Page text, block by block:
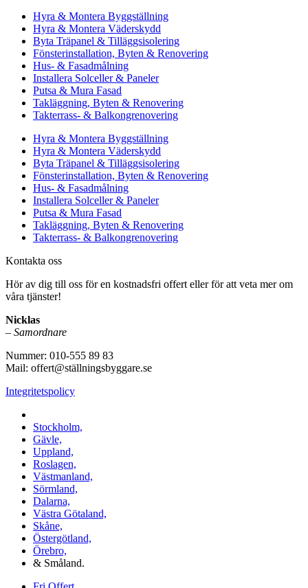
Hyra & Montera Byggställning
Hyra & Montera Väderskydd
Byta Träpanel & Tilläggsisolering
Fönsterinstallation, Byten & Renovering
Hus- & Fasadmålning
Installera Solceller & Paneler
Putsa & Mura Fasad
Takläggning, Byten & Renovering
Takterrass- & Balkongrenovering
Hyra & Montera Byggställning
Hyra & Montera Väderskydd
Byta Träpanel & Tilläggsisolering
Fönsterinstallation, Byten & Renovering
Hus- & Fasadmålning
Installera Solceller & Paneler
Putsa & Mura Fasad
Takläggning, Byten & Renovering
Takterrass- & Balkongrenovering
Kontakta oss
Hör av dig till oss för en kostnadsfri offert eller för att veta mer om
våra tjänster!
Nicklas
– Samordnare
Nummer: 010-555 89 83
Mail: offert@ställningsbyggare.se
Integritetspolicy
Stockholm,
Gävle,
Uppland,
Roslagen,
Västmanland,
Sörmland,
Dalarna,
Västra Götaland,
Skåne,
Östergötland,
Örebro,
& Småland.